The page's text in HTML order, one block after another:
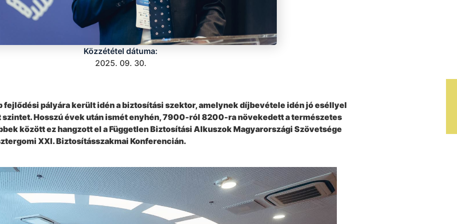
Közzététel dátuma:
2025. 09. 30.
pályára került idén a biztosítási szektor, amelynek díjbevétele idén jó eséllyel
Hosszú évek után ismét enyhén, 7900-ról 8200-ra növekedett a természetes
között ez hangzott el a Független Biztosítási Alkuszok Magyarországi Szövetsége
XXI. Biztosításszakmai Konferencián.